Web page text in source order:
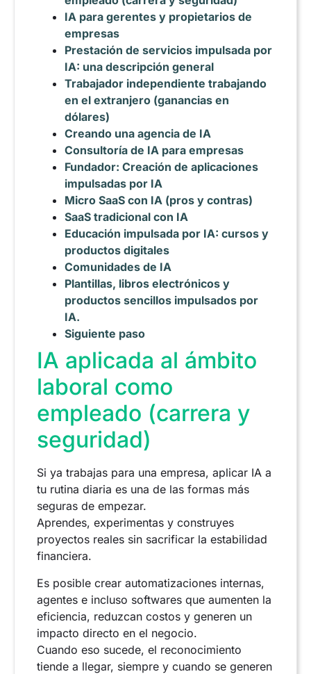
IA para gerentes y propietarios de
empresas
Prestación de servicios impulsada por
IA: una descripción general
Trabajador independiente trabajando
en el extranjero (ganancias en
dólares)
Creando una agencia de IA
Consultoría de IA para empresas
Fundador: Creación de aplicaciones
impulsadas por IA
Micro SaaS con IA (pros y contras)
SaaS tradicional con IA
Educación impulsada por IA: cursos y
productos digitales
Comunidades de IA
Plantillas, libros electrónicos y
productos sencillos impulsados por
IA.
Siguiente paso
IA aplicada al ámbito
laboral como
empleado (carrera y
seguridad)
Si ya trabajas para una empresa, aplicar IA a
tu rutina diaria es una de las formas más
seguras de empezar.
Aprendes, experimentas y construyes
proyectos reales sin sacrificar la estabilidad
financiera.
Es posible crear automatizaciones internas,
agentes e incluso softwares que aumenten la
eficiencia, reduzcan costos y generen un
impacto directo en el negocio.
Cuando eso sucede, el reconocimiento
tiende a llegar, siempre y cuando se generen